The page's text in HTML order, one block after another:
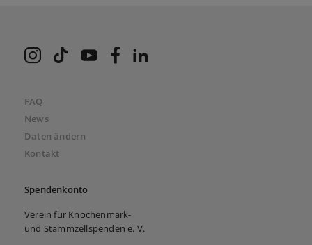
VKS bei Instagram
VKS bei TikTok
VKS bei Youtube
VKS bei Facebook
FAQ
News
Daten ändern
Kontakt
Spendenkonto
Verein für Knochenmark-
und Stammzellspenden e. V.